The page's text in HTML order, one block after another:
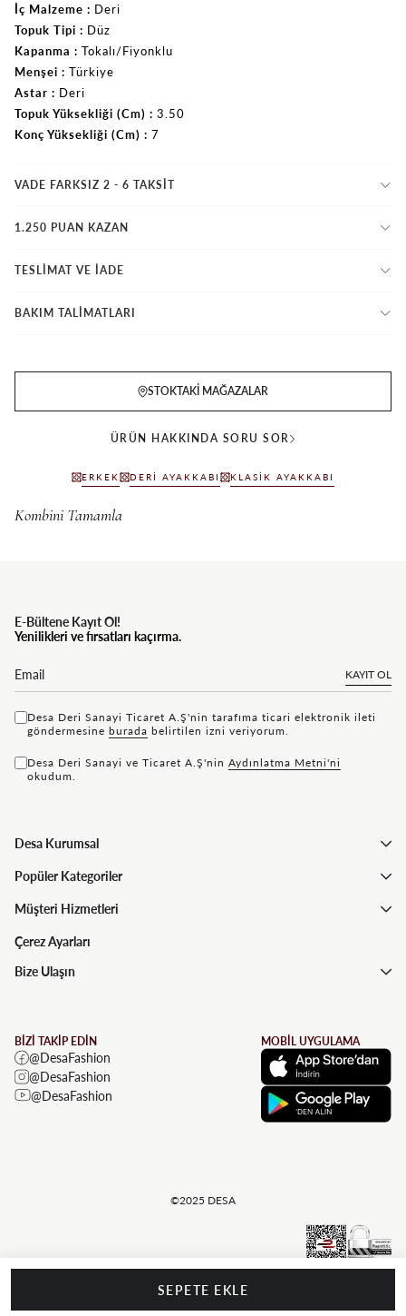
İç Malzeme
Deri
Topuk Tipi
Düz
Kapanma
Tokalı/Fiyonklu
Menşei
Türkiye
Astar
Deri
Topuk Yüksekliği (Cm)
3.50
Konç Yüksekliği (Cm)
7
VADE FARKSIZ 2 - 6 TAKSIT
1.250 PUAN KAZAN
TESLİMAT VE İADE
BAKIM TALİMATLARI
STOKTAKI MAĞAZALAR
ÜRÜN HAKKINDA SORU SOR
ERKEK DERI AYAKKABI KLASIK AYAKKABI
E-Bültene Kayıt Ol!
Yenilikleri ve fırsatları kaçırma.
KAYIT OL
Desa Deri Sanayi Ticaret A.Ş'nin tarafıma ticari elektronik ileti
göndermesine bu rada belirtilen izni veriyorum.
Desa Deri Sanayi ve Ticaret A.Ş'nin Aydınlatma Metni'ni
okudum.
Desa Kurumsal
Popüler Kategoriler
Müşteri Hizmetleri
Çerez Ayarları
Bize Ulaşın
BİZİ TAKİP EDİN
@DesaFashion
@DesaFashion
@DesaFashion
MOBİL UYGULAMA
©2025 DESA